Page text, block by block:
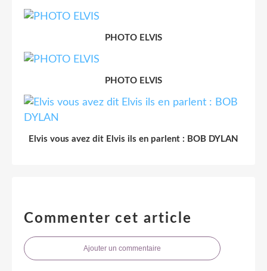
PHOTO ELVIS
PHOTO ELVIS
Elvis vous avez dit Elvis ils en parlent : BOB DYLAN
Commenter cet article
Ajouter un commentaire